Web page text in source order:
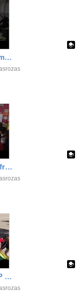
Halloweeen 2021_Acts de comedor_CEIP FDLR_Las Rozas
Los sapitos de Infantil 5B disfruta de un halloween espeluznante_CEIP FDLR_Las Rozas
2º juega con paracaidas_CEIP FDLR_Las Rozas